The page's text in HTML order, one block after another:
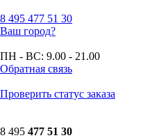
8 495 477 51 30
Ваш город?
ПН - ВС: 9.00 - 21.00
Обратная связь
Проверить статус заказа
8 495 477 51 30